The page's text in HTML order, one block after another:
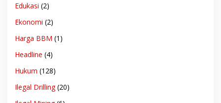
Edukasi (2)
Ekonomi (2)
Harga BBM (1)
Headline (4)
Hukum (128)
Ilegal Drilling(20)